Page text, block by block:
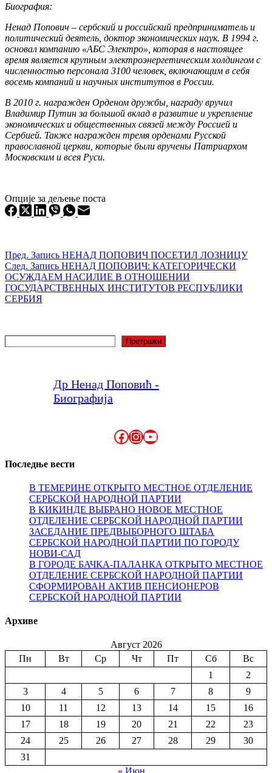
Биография:
Ненад Попович – сербский и российский предприниматель и
политический деятель, доктор экономических наук. В 1994 г.
основал компанию «АБС Электро», которая в настоящее
время является крупным электроэнергетическим холдингом с
численностью персонала 3100 человек, включающим в себя
восемь компаний и научных институтов в России.
В 2010 г. награжден Орденом дружбы, награду вручил
Владимир Путин за большой вклад в развитие и укрепление
экономических и общественных связей между Россией и
Сербией. Также награжден тремя орденами Русской
православной церкви, которые были вручены Патриархом
Московским и всея Руси.
Опције за дељење поста
Пред. Запись НЕНАД ПОПОВИЧ ПОСЕТИЛ ЛОЗНИЦУ
След. Запись НЕНАД ПОПОВИЧ: КАТЕГОРИЧЕСКИ
ОСУЖДАЕМ НАСИЛИЕ В ОТНОШЕНИИ
ГОСУДАРСТВЕННЫХ ИНСТИТУТОВ РЕСПУБЛИКИ
СЕРБИЯ
Претражи
Др Ненад Поповић -
Биографија
Facebook
Instagram
YouTube
Последње вести
В ТЕМЕРИНЕ ОТКРЫТО МЕСТНОЕ ОТДЕЛЕНИЕ
СЕРБСКОЙ НАРОДНОЙ ПАРТИИ
В КИКИНДЕ ВЫБРАНО НОВОЕ МЕСТНОЕ
ОТДЕЛЕНИЕ СЕРБСКОЙ НАРОДНОЙ ПАРТИИ
ЗАСЕДАНИЕ ПРЕДВЫБОРНОГО ШТАБА
СЕРБСКОЙ НАРОДНОЙ ПАРТИИ ПО ГОРОДУ
НОВИ-САД
В ГОРОДЕ БАЧКА-ПАЛАНКА ОТКРЫТО МЕСТНОЕ
ОТДЕЛЕНИЕ СЕРБСКОЙ НАРОДНОЙ ПАРТИИ
СФОРМИРОВАН АКТИВ ПЕНСИОНЕРОВ
СЕРБСКОЙ НАРОДНОЙ ПАРТИИ
Архиве
Август 2026
Пн
Вт Ср Чт Пт Сб
Вс
1
2
3
4 5 6 7 8
9
10
11 12 13 14 15
16
17
18 19 20 21 22
23
24
25 26 27 28 29
30
31